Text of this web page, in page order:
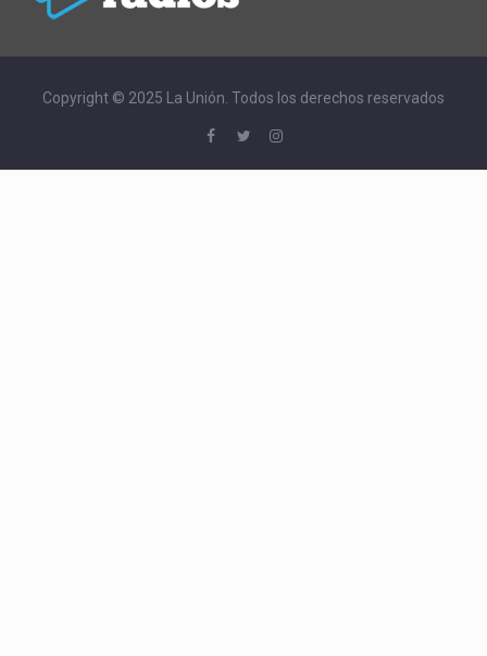
Copyright © 2025 La Unión. Todos los derechos reservados